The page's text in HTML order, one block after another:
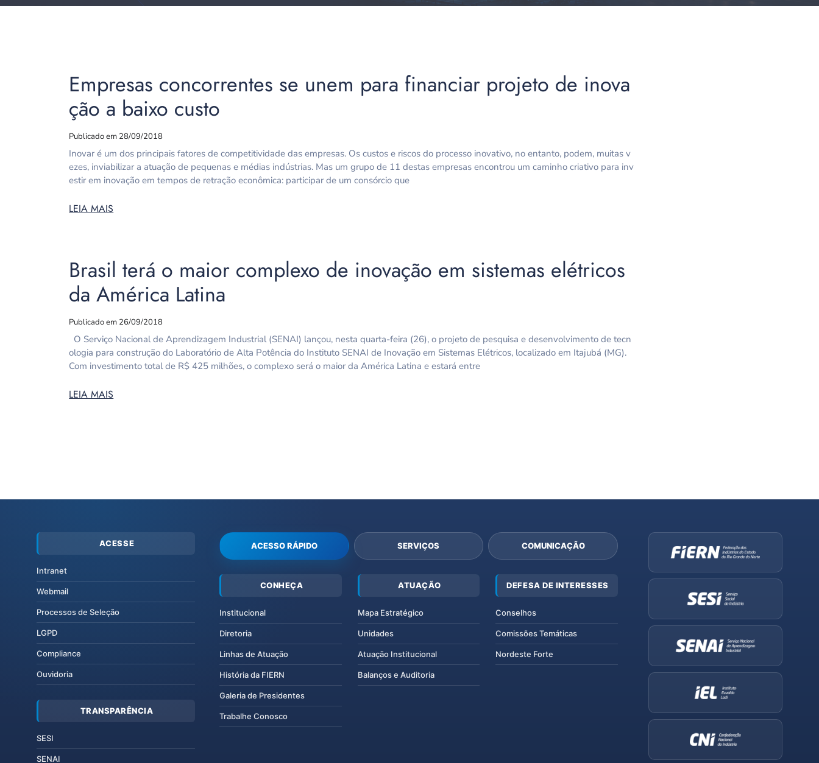
Empresas concorrentes se unem para financiar projeto de inova
ção a baixo custo
Publicado em 28/09/2018
Inovar é um dos principais fatores de competitividade das empresas. Os custos e riscos do processo inovativo, no entanto, podem, muitas v
ezes, inviabilizar a atuação de pequenas e médias indústrias. Mas um grupo de 11 destas empresas encontrou um caminho criativo para inv
estir em inovação em tempos de retração econômica: participar de um consórcio que
LEIA MAIS
Brasil terá o maior complexo de inovação em sistemas elétricos
da América Latina
Publicado em 26/09/2018
O Serviço Nacional de Aprendizagem Industrial (SENAI) lançou, nesta quarta-feira (26), o projeto de pesquisa e desenvolvimento de tecn
ologia para construção do Laboratório de Alta Potência do Instituto SENAI de Inovação em Sistemas Elétricos, localizado em Itajubá (MG).
Com investimento total de R$ 425 milhões, o complexo será o maior da América Latina e estará entre
LEIA MAIS
ACESSE
Intranet
Webmail
Processos de Seleção
LGPD
Compliance
Ouvidoria
TRANSPARÊNCIA
SESI
SENAI
ACESSO RÁPIDO SERVIÇOS COMUNICAÇÃO
CONHEÇA
Institucional
Diretoria
Linhas de Atuação
História da FIERN
Galeria de Presidentes
Trabalhe Conosco
ATUAÇÃO
Mapa Estratégico
Unidades
Atuação Institucional
Balanços e Auditoria
DEFESA DE INTERESSES
Conselhos
Comissões Temáticas
Nordeste Forte